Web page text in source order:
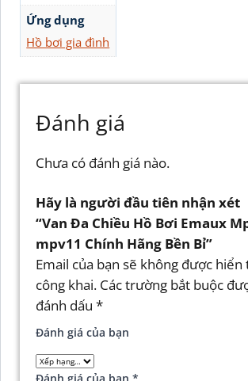
Ứng dụng
Hồ bơi gia đình
Đánh giá
Chưa có đánh giá nào.
Hãy là người đầu tiên nhận xét
“Van Đa Chiều Hồ Bơi Emaux
mpv11 Chính Hãng Bền Bỉ”
Email của bạn sẽ không được hiển
công khai. Các trường bắt buộc
đánh dấu *
Đánh giá của bạn